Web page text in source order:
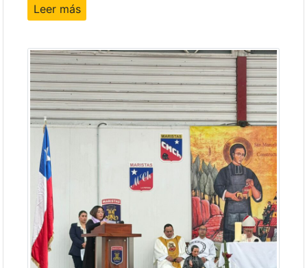
Leer más